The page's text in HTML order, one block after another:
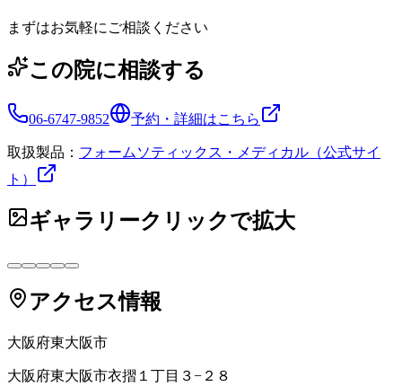
まずはお気軽にご相談ください
この院に相談する
06-6747-9852 予約・詳細はこちら
取扱製品： フォームソティックス・メディカル（公式サイ
ト）
ギャラリークリックで拡大
アクセス情報
大阪府東大阪市
大阪府東大阪市衣摺１丁目３−２８